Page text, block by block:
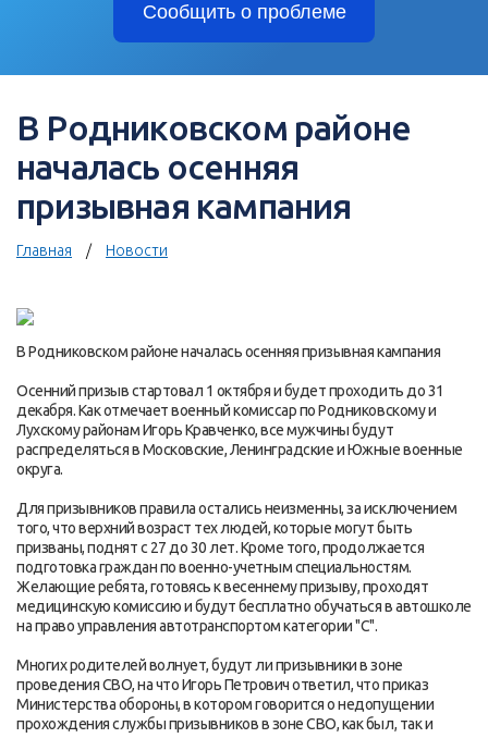
Сообщить о проблеме
В Родниковском районе
началась осенняя
призывная кампания
Главная Новости
В Родниковском районе началась осенняя призывная кампания
Осенний призыв стартовал 1 октября и будет проходить до 31
декабря. Как отмечает военный комиссар по Родниковскому и
Лухскому районам Игорь Кравченко, все мужчины будут
распределяться в Московские, Ленинградские и Южные военные
округа.
Для призывников правила остались неизменны, за исключением
того, что верхний возраст тех людей, которые могут быть
призваны, поднят с 27 до 30 лет. Кроме того, продолжается
подготовка граждан по военно-учетным специальностям.
Желающие ребята, готовясь к весеннему призыву, проходят
медицинскую комиссию и будут бесплатно обучаться в автошколе
на право управления автотранспортом категории "С".
Многих родителей волнует, будут ли призывники в зоне
проведения СВО, на что Игорь Петрович ответил, что приказ
Министерства обороны, в котором говорится о недопущении
прохождения службы призывников в зоне СВО, как был, так и